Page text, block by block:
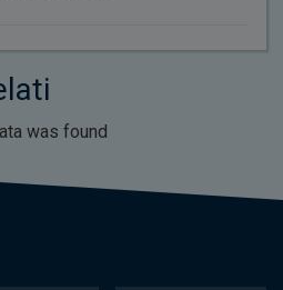
was found